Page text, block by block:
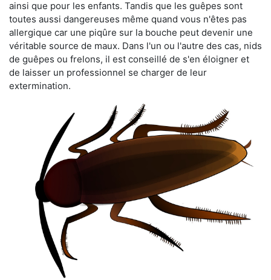
ainsi que pour les enfants. Tandis que les guêpes sont
toutes aussi dangereuses même quand vous n'êtes pas
allergique car une piqûre sur la bouche peut devenir une
véritable source de maux. Dans l'un ou l'autre des cas, nids
de guêpes ou frelons, il est conseillé de s'en éloigner et
de laisser un professionnel se charger de leur
extermination.